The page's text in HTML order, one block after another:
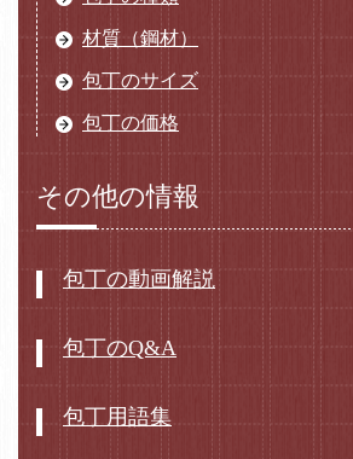
材質（鋼材）
包丁のサイズ
包丁の価格
その他の情報
包丁の動画解説
包丁のQ&A
包丁用語集